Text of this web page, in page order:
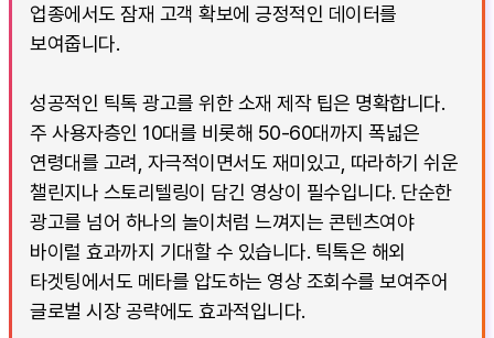
업종에서도 잠재 고객 확보에 긍정적인 데이터를
보여줍니다.
성공적인 틱톡 광고를 위한 소재 제작 팁은 명확합니다.
주 사용자층인 10대를 비롯해 50-60대까지 폭넓은
연령대를 고려, 자극적이면서도 재미있고, 따라하기 쉬운
챌린지나 스토리텔링이 담긴 영상이 필수입니다. 단순한
광고를 넘어 하나의 놀이처럼 느껴지는 콘텐츠여야
바이럴 효과까지 기대할 수 있습니다. 틱톡은 해외
타겟팅에서도 메타를 압도하는 영상 조회수를 보여주어
글로벌 시장 공략에도 효과적입니다.